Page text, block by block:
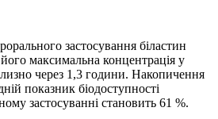
застосування біластин
максимальна концентрація у
через 1,3 години. Накопичення
показник біодоступності
застосуванні становить 61 %.